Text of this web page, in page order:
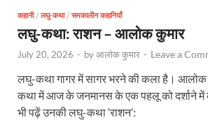
कहानी/ लघु-कथा/ समकालीन कहानियाँ
लघु-कथा: राशन – आलोक कुमार
July 20, 2026 - byआलोक कुमार - Leave a
लघु-कथा गागर में सागर भरने की कला है।
कथा में आज के जनमानस के एक पहलू को दर्शाने में
भी पढ़ें उनकी लघु-कथा ‘राशन’: